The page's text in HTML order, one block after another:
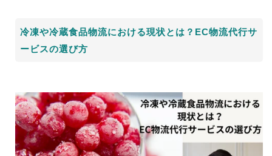
冷凍や冷蔵食品物流における現状とは？EC物流代行サ
ービスの選び方